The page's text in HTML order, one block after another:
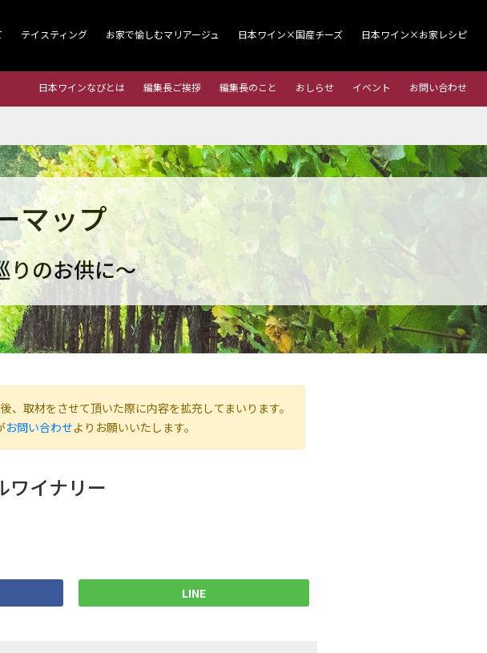
テイスティング お家で愉しむマリアージュ 日本ワイン×国産チーズ 日本ワイン×お家レシピ
日本ワインなびとは 編集長ご挨拶 編集長のこと おしらせ イベント お問い合わせ
マップ
りのお供に～
取材をさせて頂いた際に内容を拡充してまいります。
お問い合わせよりお願いいたします。
ワイナリー
LINE